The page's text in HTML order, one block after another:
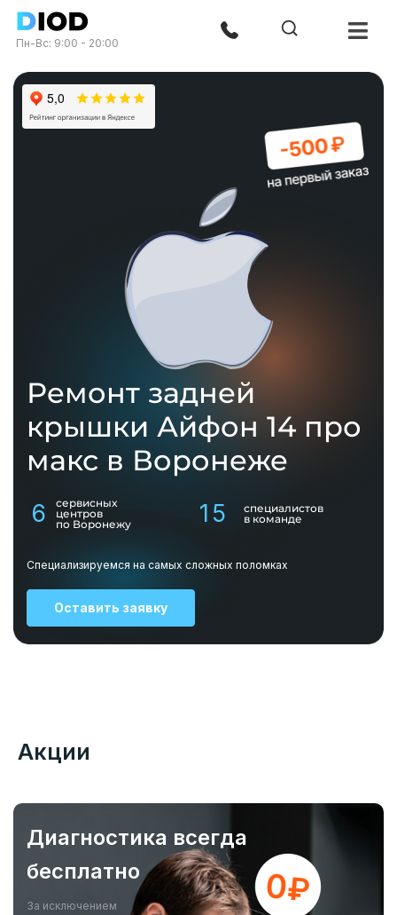
Пн-Вс: 9:00 - 20:00
Ремонт задней
крышки Айфон 14 про
макс в Воронеже
6
сервисных
центров
по Воронежу
15
специалистов
в команде
Специализируемся на самых сложных поломках
Оставить заявку
Акции
Диагностика всегда
бесплатно
За исключением